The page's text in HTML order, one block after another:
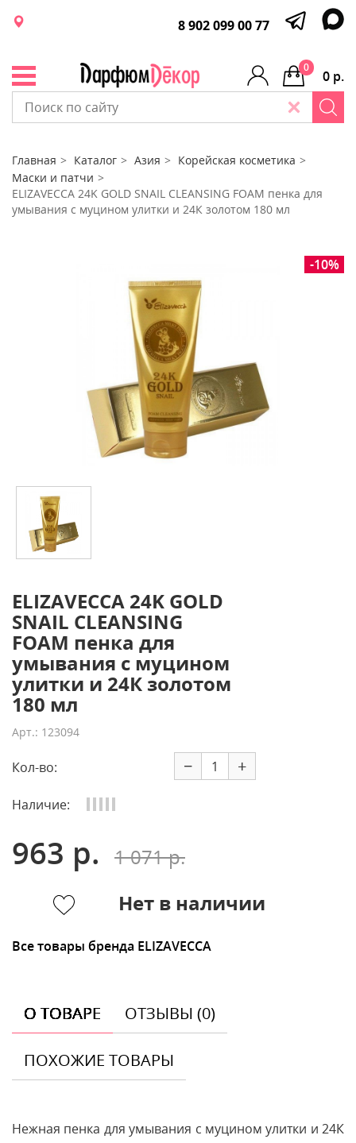
8 902 099 00 77
0 р.
0
Главная Каталог Азия
Корейская косметика
Маски и патчи
ELIZAVECCA 24K GOLD SNAIL CLEANSING FOAM пенка для
умывания с муцином улитки и 24К золотом 180 мл
-10%
ELIZAVECCA 24K GOLD
SNAIL CLEANSING
FOAM пенка для
умывания с муцином
улитки и 24К золотом
180 мл
Арт.: 123094
Кол-во: − +
Наличие:
963 р.
1 071 р.
Нет в наличии
Все товары бренда ELIZAVECCA
О ТОВАРЕ ОТЗЫВЫ (0)
ПОХОЖИЕ ТОВАРЫ
Нежная пенка для умывания с муцином улитки и 24К